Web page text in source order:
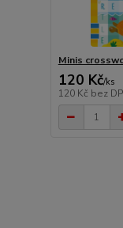
Minis
120 Kč/ks
120 Kč bez